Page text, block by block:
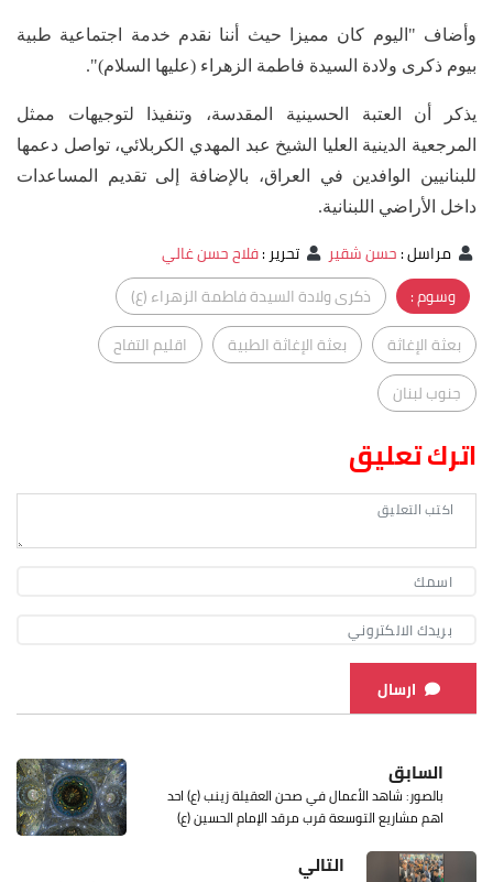
وأضاف "اليوم كان مميزا حيث أننا نقدم خدمة اجتماعية طبية
بيوم ذكرى ولادة السيدة فاطمة الزهراء (عليها السلام)".
يذكر أن العتبة الحسينية المقدسة، وتنفيذا لتوجيهات ممثل
المرجعية الدينية العليا الشيخ عبد المهدي الكربلائي، تواصل دعمها
للبنانيين الوافدين في العراق، بالإضافة إلى تقديم المساعدات
داخل الأراضي اللبنانية.
مراسل:حسن شقير تحرير:فلاح حسن غالي
وسوم :
ذكرى ولادة السيدة فاطمة الزهراء (ع)
بعثة الإغاثة
بعثة الإغاثة الطبية
اقليم التفاح
جنوب لبنان
اترك تعليق
ارسال
السابق
بالصور: شاهد الأعمال في صحن العقيلة زينب (ع) احد
اهم مشاريع التوسعة قرب مرقد الإمام الحسين (ع)
التالي